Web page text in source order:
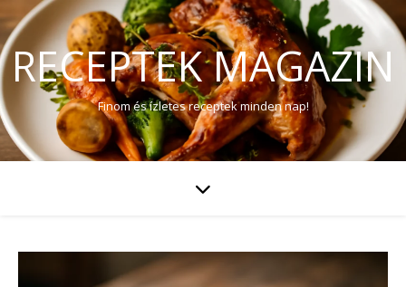
RECEPTEK MAGAZIN
Finom és ízletes receptek minden nap!